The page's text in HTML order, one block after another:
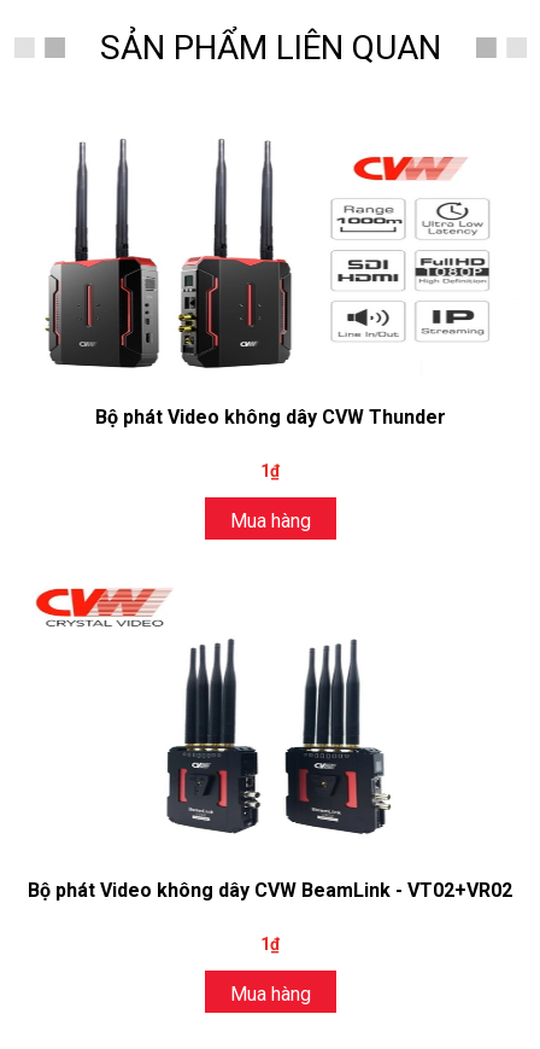
SẢN PHẨM LIÊN QUAN
Bộ phát Video không dây CVW Thunder
1₫
Mua hàng
Bộ phát Video không dây CVW BeamLink - VT02+VR02
1₫
Mua hàng